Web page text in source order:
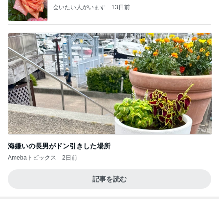
会いたい人がいます 13日前
海嫌いの長男がドン引きした場所
Amebaトピックス 2日前
記事を読む